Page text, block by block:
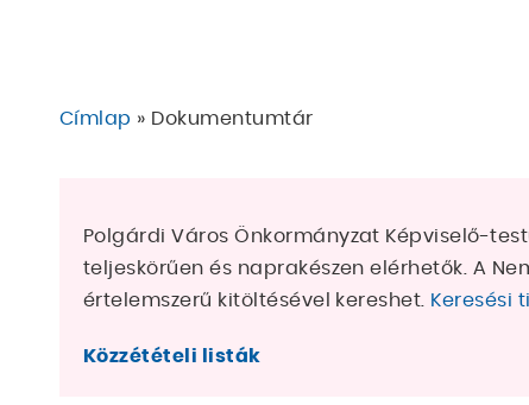
Címlap Dokumentumtár
Polgárdi Város Önkormányzat Képviselő-
teljeskörűen és naprakészen elérhetők. A
értelemszerű kitöltésével kereshet.
Keresési
Közzétételi listák